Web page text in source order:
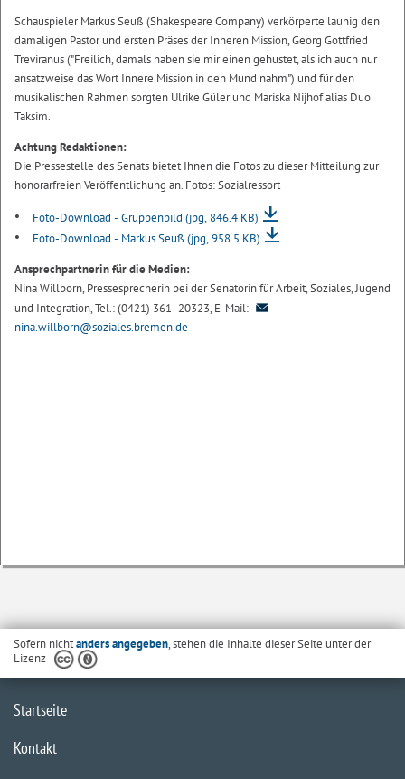
Schauspieler Markus Seuß (Shakespeare Company) verkörperte launig den
damaligen Pastor und ersten Präses der Inneren Mission, Georg Gottfried
Treviranus ("Freilich, damals haben sie mir einen gehustet, als ich auch nur
ansatzweise das Wort Innere Mission in den Mund nahm") und für den
musikalischen Rahmen sorgten Ulrike Güler und Mariska Nijhof alias Duo
Taksim.
Achtung Redaktionen:
Die Pressestelle des Senats bietet Ihnen die Fotos zu dieser Mitteilung zur
honorarfreien Veröffentlichung an. Fotos: Sozialressort
Foto-Download - Gruppenbild (jpg, 846.4 KB)
Foto-Download - Markus Seuß (jpg, 958.5 KB)
Ansprechpartnerin für die Medien:
Nina Willborn, Pressesprecherin bei der Senatorin für Arbeit, Soziales, Jugend
und Integration, Tel.: (0421) 361- 20323, E-Mail:
nina.willborn@soziales.bremen.de
Sofern nichtanders angegeben, stehen die Inhalte dieser Seite unter der
Lizenz
Startseite
Kontakt